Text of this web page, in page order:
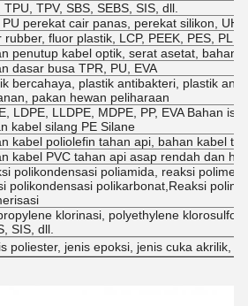
TPU, TPV, SBS, SEBS, SIS, dll.
PU perekat cair panas, perekat silikon,
rubber, fluor plastik, LCP, PEEK, PES, PL,
penutup kabel optik, serat asetat, bahan
dasar busa TPR, PU, EVA
bercahaya, plastik antibakteri, plastik
pakan hewan peliharaan
LDPE, LLDPE, MDPE, PP, EVA Bahan
kabel silang PE Silane
kabel poliolefin tahan api, bahan kabel
kabel PVC tahan api asap rendah dan
polikondensasi poliamida, reaksi
polikondensasi polikarbonat,Reaksi
klorinasi, polyethylene
SIS, dll.
poliester, jenis epoksi, jenis cuka akrilik,